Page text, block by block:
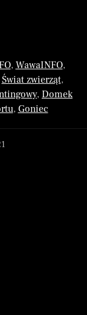
, WawaINFO,
Świat zwierząt,
, Domek
, Goniec